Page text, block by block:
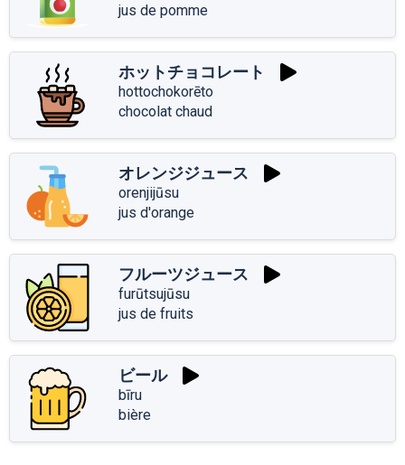
jus de pomme
ホットチョコレート
hottochokorēto
chocolat chaud
オレンジジュース
orenjijūsu
jus d'orange
フルーツジュース
furūtsujūsu
jus de fruits
ビール
bīru
bière